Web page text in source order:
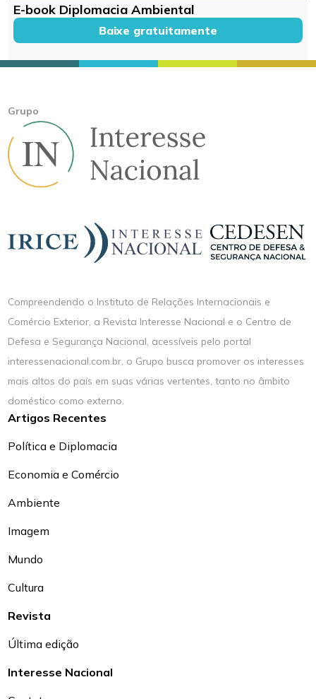
E-book Diplomacia Ambiental
Baixe gratuitamente
Grupo
Compreendendo o Instituto de Relações Internacionais e
Comércio Exterior, a Revista Interesse Nacional e o Centro de
Defesa e Segurança Nacional, acessíveis pelo portal
interessenacional.com.br, o Grupo busca promover os interesses
mais altos do país em suas várias vertentes, tanto no âmbito
doméstico como externo.
Artigos Recentes
Política e Diplomacia
Economia e Comércio
Ambiente
Imagem
Mundo
Cultura
Revista
Última edição
Interesse Nacional